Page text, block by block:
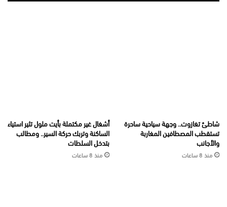
شاطئ تغازوت.. وجهة سياحية ساحرة
تستقطب المصطافين المغاربة
والأجانب
منذ 8 ساعات
أشغال غير مكتملة بأيت ملول تثير استياء
الساكنة وتربك حركة السير.. ومطالب
بتدخل السلطات
منذ 8 ساعات